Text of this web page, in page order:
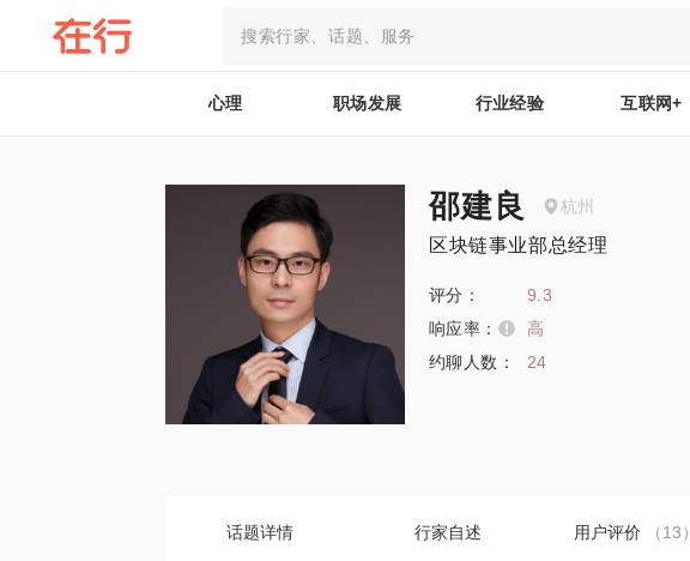
心理 职场发展 行业经验 互联网+
邵建良 杭州
区块链事业部总经理
评分：
9.3
响应率：
高
约聊人数：
24
话题详情 行家自述 用户评价 （13）